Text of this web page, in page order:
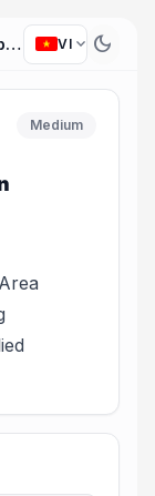
How have you applied your problem-solving skills to overcome a major challenge in your previous role? VI expand_more dark_mode
Medium